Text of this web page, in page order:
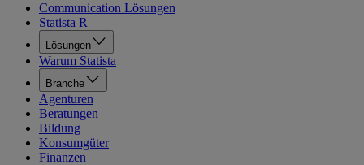
Communication Lösungen
Statista R
Lösungen
Warum Statista
Branche
Agenturen
Beratungen
Bildung
Konsumgüter
Finanzen